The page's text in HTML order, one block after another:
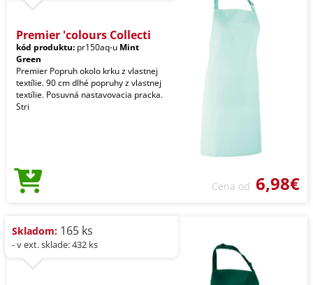
Premier 'colours Collecti
kód produktu: pr150aq-u Mint
Green
Premier Popruh okolo krku z vlastnej
textílie. 90 cm dlhé popruhy z vlastnej
textílie. Posuvná nastavovacia pracka.
Stri
Cena od 6,98€
Skladom: 165 ks
- v ext. sklade: 432 ks